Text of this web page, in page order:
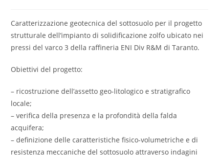
Caratterizzazione geotecnica del sottosuolo per il progetto
strutturale dell’impianto di solidificazione zolfo ubicato nei
pressi del varco 3 della raffineria ENI Div R&M di Taranto.
Obiettivi del progetto:
– ricostruzione dell’assetto geo-litologico e stratigrafico
locale;
– verifica della presenza e la profondità della falda
acquifera;
– definizione delle caratteristiche fisico-volumetriche e di
resistenza meccaniche del sottosuolo attraverso indagini